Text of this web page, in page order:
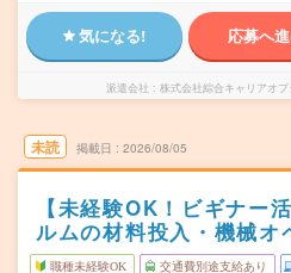
気になる! 応募へ
派遣会社 株式会社綜合キャリアオ
未読 掲載日 2026/08/05
【未経験OK！ビギナー
ルムの材料投入・機械オ
職種未経験OK 交通費別途支給あり